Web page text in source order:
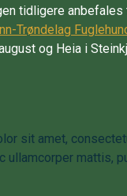
tidligere anbefales
Trøndelag
og Heia i
sit amet,
ullamcorper mattis,